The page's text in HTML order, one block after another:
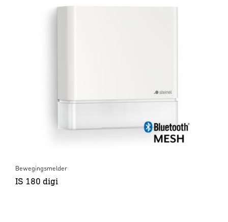
Bewegingsmelder
IS 180 digi